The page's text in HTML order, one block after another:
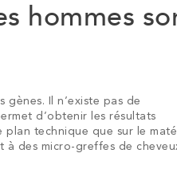
hommes
gènes. Il n’existe pas de
d’obtenir les résultats
technique que sur le
des micro-greffes de